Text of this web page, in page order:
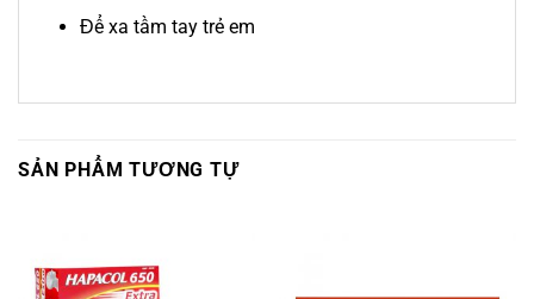
Để xa tầm tay trẻ em
SẢN PHẨM TƯƠNG TỰ